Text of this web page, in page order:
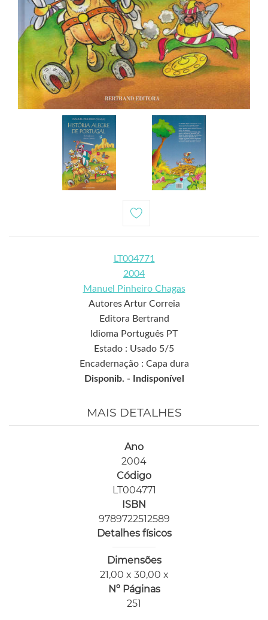
LT004771
2004
Manuel Pinheiro Chagas
Autores Artur Correia
Editora Bertrand
Idioma Português PT
Estado : Usado 5/5
Encadernação : Capa dura
Disponib. -
Indisponível
MAIS DETALHES
Ano
2004
Código
LT004771
ISBN
9789722512589
Detalhes físicos
Dimensões
21,00 x 30,00 x
Nº Páginas
251